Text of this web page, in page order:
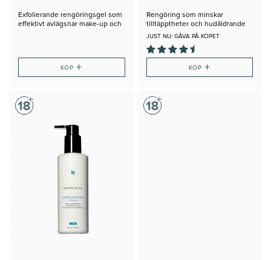
Exfolierande rengöringsgel som
effektivt avlägsnar make-up och
KÖP+
Rengöring som minskar
tilltäpptheter och hudåldrande
JUST NU: GÅVA PÅ KÖPET
KÖP +